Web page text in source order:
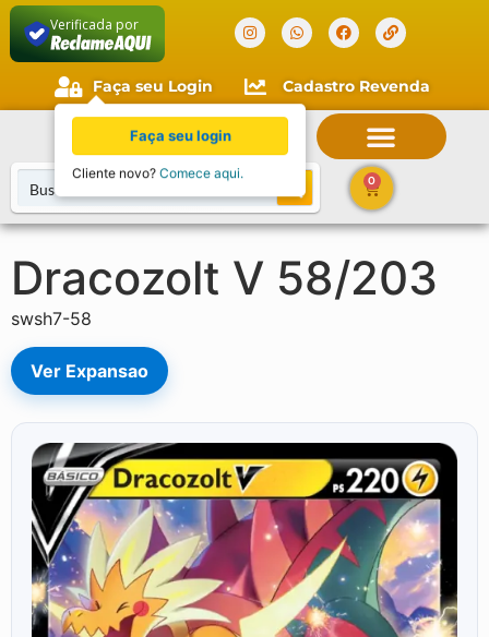
Verificada por
Faça seu Login Cadastro Revenda
0
Dracozolt V 58/203
swsh7-58
Ver Expansao
Faça seu login
Cliente novo? Comece aqui.